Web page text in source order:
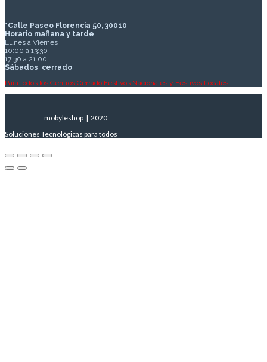
*Calle Paseo Florencia 50, 30010
Horario mañana y tarde
Lunes a Viernes
10:00 a 13:30
17:30 a 21:00
Sábados cerrado
Para todos los Centros Cerrado Festivos Nacionales y Festivos Locales
mobyleshop | 2020
Soluciones Tecnológicas para todos